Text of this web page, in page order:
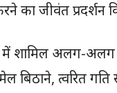
का जीवंत प्रदर्शन
शामिल अलग-अलग
बिठाने, त्वरित